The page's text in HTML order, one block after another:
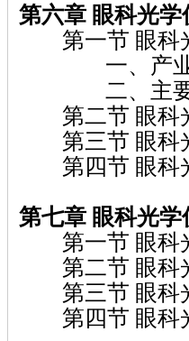
第六章 眼科光学
第一节 眼科
一、产业
二、主要
第二节 眼科
第三节 眼科
第四节 眼科
第七章 眼科光学
第一节 眼科
第二节 眼科
第三节 眼科
第四节 眼科